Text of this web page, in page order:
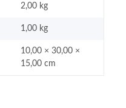
2,00 kg
1,00 kg
10,00 × 30,00 ×
15,00 cm